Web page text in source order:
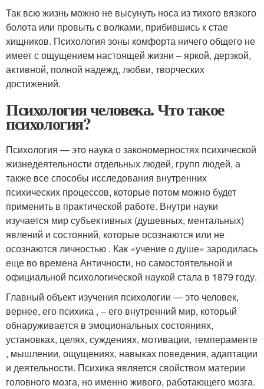
Так всю жизнь можно не высунуть носа из тихого вязкого
болота или провыть с волками, прибившись к стае
хищников. Психология зоны комфорта ничего общего не
имеет с ощущением настоящей жизни – яркой, дерзкой,
активной, полной надежд, любви, творческих
достижений.
Психология человека. Что такое
психология?
Психология — это наука о закономерностях психической
жизнедеятельности отдельных людей, групп людей, а
также все способы исследования внутренних
психических процессов, которые потом можно будет
применить в практической работе. Внутри науки
изучается мир субъективных (душевных, ментальных)
явлений и состояний, которые осознаются или не
осознаются личностью . Как «учение о душе» зародилась
еще во времена Античности, но самостоятельной и
официальной психологической наукой стала в 1879 году.
Главный объект изучения психологии — это человек,
вернее, его психика , – его внутренний мир, который
обнаруживается в эмоциональных состояниях,
установках, целях, суждениях, мотивации, темпераменте
, мышлении, ощущениях, навыках поведения, адаптации
и деятельности. Психика является свойством материи
головного мозга, но именно живого, работающего мозга.